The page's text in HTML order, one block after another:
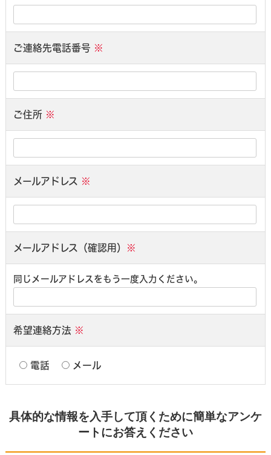
ご連絡先電話番号 ※
ご住所 ※
メールアドレス ※
メールアドレス（確認用） ※
同じメールアドレスをもう一度入力ください。
希望連絡方法 ※
電話 メール
具体的な情報を入手して頂くために簡単なアンケ
ートにお答えください